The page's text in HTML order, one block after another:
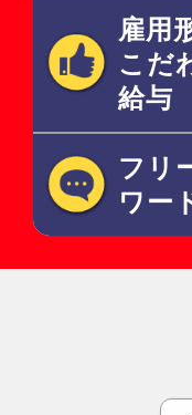
雇用
こだ
給与
フリ
ワー